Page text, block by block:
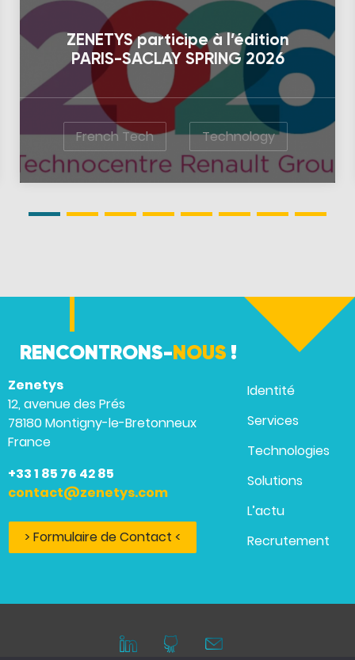
ZENETYS participe à l’édition
PARIS-SACLAY SPRING 2026
French Tech Technology
RENCONTRONS-NOUS !
Zenetys
12, avenue des Prés
78180 Montigny-le-Bretonneux
France
+33 1 85 76 42 85
contact@zenetys.com
> Formulaire de Contact <
Identité
Services
Technologies
Solutions
L’actu
Recrutement